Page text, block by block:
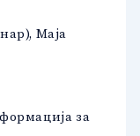
Маја
за